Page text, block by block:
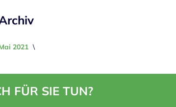
2021
FÜR SIE TUN?